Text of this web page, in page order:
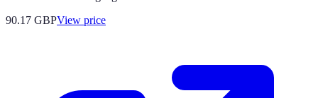
90.17 GBPView price